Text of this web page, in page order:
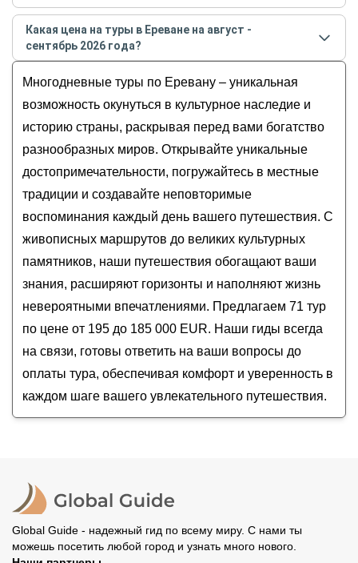
Самые популярные турыв Ереванев августе -
сентябре 2026 года:
Две страны за одно путешествие: от Еревана
до Тбилиси
Самое важное в Армении за выходные:
Обаяние столиц: Ереван и Тбилиси
Богатства Армении: индивидуальный тур по
природным и историческим местам
Армения за 3 дня: Ереван, Севан и Арарат
Какая цена на туры в Ереване на август -
сентябрь 2026 года?
2026года от 195до 185 000 EUR
Многодневные туры по Еревану – уникальная
возможность окунуться в культурное наследие и
историю страны, раскрывая перед вами богатство
разнообразных миров. Открывайте уникальные
достопримечательности, погружайтесь в местные
традиции и создавайте неповторимые
воспоминания каждый день вашего путешествия. С
живописных маршрутов до великих культурных
памятников, наши путешествия обогащают ваши
знания, расширяют горизонты и наполняют жизнь
невероятными впечатлениями. Предлагаем 71 тур
по цене от 195 до 185 000 EUR. Наши гиды всегда
на связи, готовы ответить на ваши вопросы до
оплаты тура, обеспечивая комфорт и уверенность в
каждом шаге вашего увлекательного путешествия.
Global Guide - надежный гид по всему миру. С нами ты
можешь посетить любой город и узнать много нового.